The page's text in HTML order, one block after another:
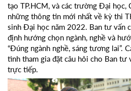
tạo TP.HCM, và các trường Đại học,
những thông tin mới nhất về kỳ thi
sinh Đại học năm 2022. Ban tư vấn
định hướng chọn ngành, nghề và
“Đúng ngành nghề, sáng tương lai”.
tình tham gia đặt câu hỏi cho Ban
trực tiếp.